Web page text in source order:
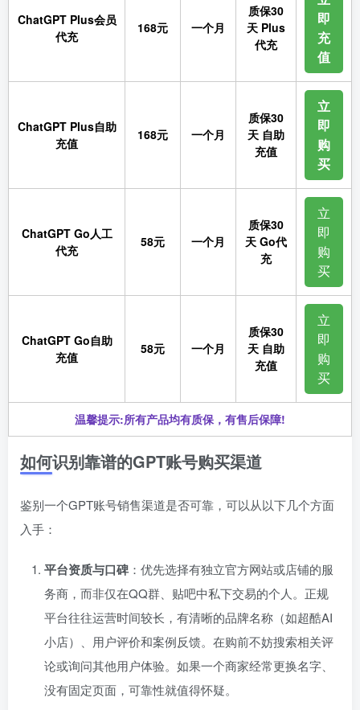
ChatGPT Plus会员
代充
168元 一个月
质保30
天 Plus
代充
即
充
值
ChatGPT Plus自助
充值
168元 一个月
质保30
天 自助
充值
立
即
购
买
ChatGPT Go人工
代充
58元 一个月
质保30
天 Go代
充
立
即
购
买
ChatGPT Go自助
充值
58元 一个月
质保30
天 自助
充值
立
即
购
买
温馨提示:所有产品均有质保，有售后保障!
如何识别靠谱的GPT账号购买渠道
鉴别一个GPT账号销售渠道是否可靠，可以从以下几个方面
入手：
平台资质与口碑 ：优先选择有独立官方网站或店铺的服
务商，而非仅在QQ群、贴吧中私下交易的个人。正规
平台往往运营时间较长，有清晰的品牌名称（如超酷AI
小店）、用户评价和案例反馈。在购前不妨搜索相关评
论或询问其他用户体验。如果一个商家经常更换名字、
没有固定页面，可靠性就值得怀疑。